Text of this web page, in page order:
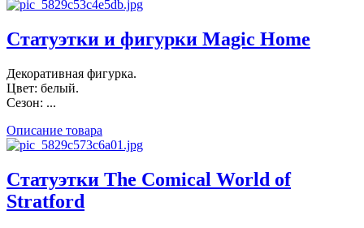
Статуэтки и фигурки Magic Home
Декоративная фигурка.
Цвет: белый.
Сезон: ...
Описание товара
Статуэтки The Comical World of
Stratford